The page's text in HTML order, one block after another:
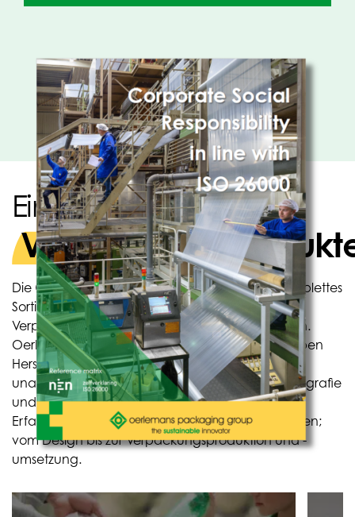
Ein starkes Team für
Die OPACKGROUP produziert und liefert ein komplettes
Sortiment an spezialisierten, flexiblen Folien und
Verpackungen in Papier- und Kunststoffvarianten.
Oerlemans Plastics ist Teil der OpACKGROUP: sieben
Herstellern, zehn Produktionsstätten, einem
unabhängigen Forschungslabor, In-House-Reprografie
und mehr als 750 Fachleuten mit einem reichen
Erfahrungsschatz! Wir möchten Sie gerne entlasten;
vom Design bis zur Verpackungsproduktion und -
umsetzung.